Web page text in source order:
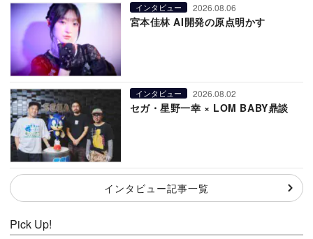
インタビュー 2026.08.06
宮本佳林 AI開発の原点明かす
インタビュー 2026.08.02
セガ・星野一幸 × LOM BABY鼎談
インタビュー記事一覧
Pick Up!